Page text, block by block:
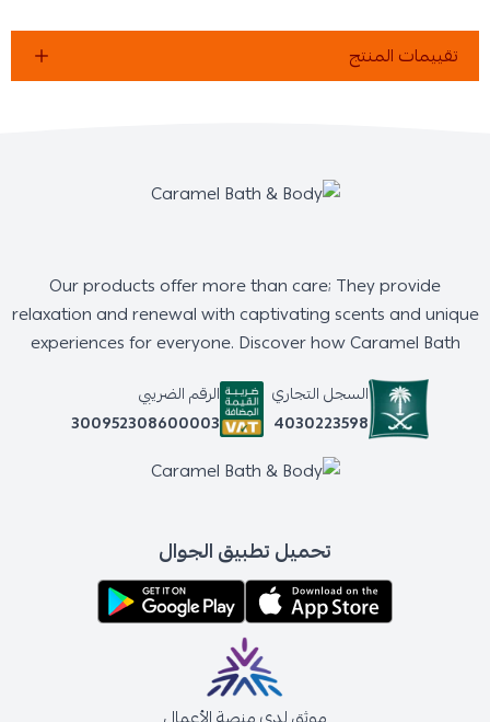
تقييمات المنتج
Our products offer more than care; They provide
relaxation and renewal with captivating scents and unique
experiences for everyone. Discover how Caramel Bath
السجل التجاري
4030223598
الرقم الضريبي
300952308600003
تحميل تطبيق الجوال